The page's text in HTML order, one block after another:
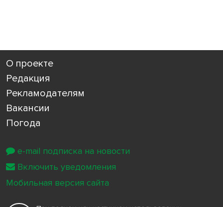
О проекте
Редакция
Рекламодателям
Вакансии
Погода
e-mail подписка на новости
Включить уведомления
Мобильная версия сайта